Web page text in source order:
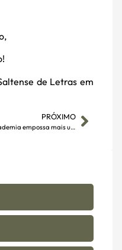
de Letras em
PRÓXIMO
Academia empossa mais um acadêmico, lança livro e site